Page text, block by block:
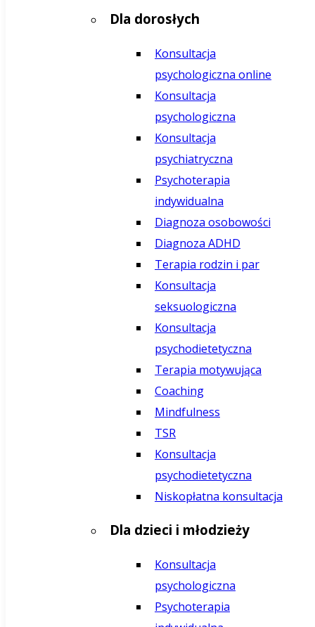
Dla dorosłych
Konsultacja
psychologiczna online
Konsultacja
psychologiczna
Konsultacja
psychiatryczna
Psychoterapia
indywidualna
Diagnoza osobowości
Diagnoza ADHD
Terapia rodzin i par
Konsultacja
seksuologiczna
Konsultacja
psychodietetyczna
Terapia motywująca
Coaching
Mindfulness
TSR
Konsultacja
psychodietetyczna
Niskopłatna konsultacja
Dla dzieci i młodzieży
Konsultacja
psychologiczna
Psychoterapia